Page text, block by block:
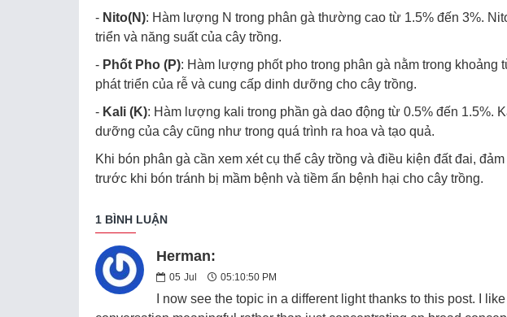
- Nito(N): Hàm lượng N trong phân gà thường cao từ 1.5% đến 3%.
triển và năng suất của cây trồng.
- Phốt Pho (P): Hàm lượng phốt pho trong phân gà nằm trong
phát triển của rễ và cung cấp dinh dưỡng cho cây trồng.
- Kali (K): Hàm lượng kali trong phần gà dao động từ 0.5% đến 1.5%.
dưỡng của cây cũng như trong quá trình ra hoa và tạo quả.
Khi bón phân gà cần xem xét cụ thể cây trồng và điều kiện đất đai,
trước khi bón tránh bị mầm bệnh và tiềm ẩn bệnh hại cho cây trồng.
1 BÌNH LUẬN
Herman:
05 Jul 05:10:50 PM
I now see the topic in a different light thanks to this post. I